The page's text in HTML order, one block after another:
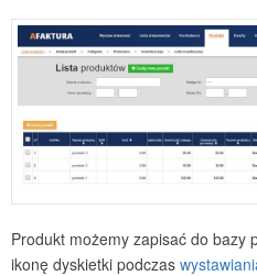
Produkt możemy zapisać do bazy
ikonę dyskietki podczas